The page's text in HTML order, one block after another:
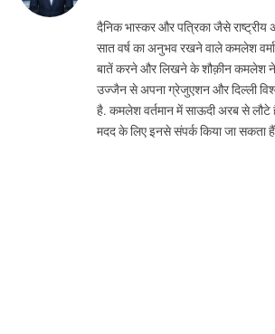
दैनिक भास्कर और पत्रिका जैसे राष्ट्रीय
सात वर्ष का अनुभव रखने वाले कमलेश
बातें करने और लिखने के शौक़ीन कमलेश ने
उज्जैन से अपना ग्रेजुएशन और दिल्ली
है. कमलेश वर्तमान में साऊदी अरब से
मदद के लिए इनसे संपर्क किया जा सकता